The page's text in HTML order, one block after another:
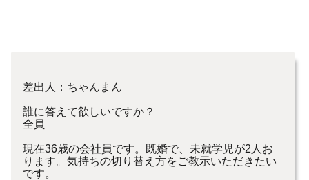
差出人：ちゃんまん
誰に答えて欲しいですか？
全員
現在36歳の会社員です。既婚で、未就学児が2人お
ります。気持ちの切り替え方をご教示いただきたい
です。